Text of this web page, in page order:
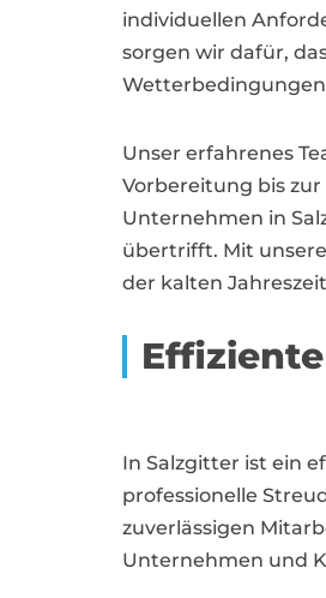
individuellen
sorgen wir dafür,
Unser erfahrenes
Vorbereitung bis
Unternehmen in
übertrifft. Mit
der kalten
In Salzgitter ist ein
professionelle
zuverlässigen
Unternehmen und